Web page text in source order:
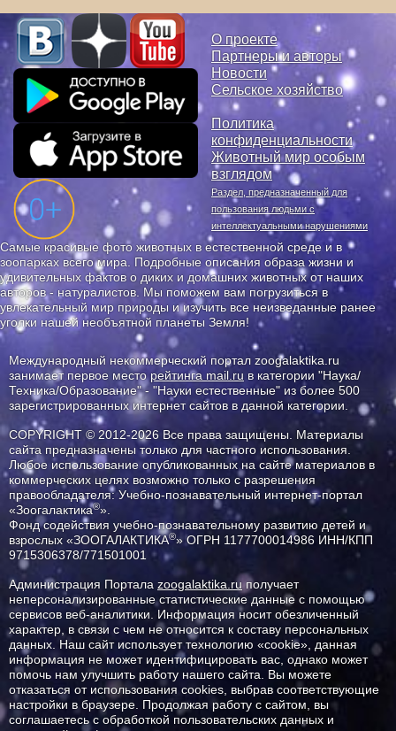
О проекте
Партнеры и авторы
Новости
Сельское хозяйство
Политика
конфиденциальности
Животный мир особым
взглядом
Раздел, предназначенный для
пользования людьми с
интеллектуальными нарушениями
Самые красивые фото животных в естественной среде и в
зоопарках всего мира. Подробные описания образа жизни и
удивительных фактов о диких и домашних животных от наших
авторов - натуралистов. Мы поможем вам погрузиться в
увлекательный мир природы и изучить все неизведанные ранее
уголки нашей необъятной планеты Земля!
Международный некоммерческий портал zoogalaktika.ru
занимает первое месторейтинга mail.ru в категории "Наука/
Техника/Образование" - "Науки естественные" из более 500
зарегистрированных интернет сайтов в данной категории.
COPYRIGHT © 2012-2026 Все права защищены. Материалы
сайта предназначены только для частного использования.
Любое использование опубликованных на сайте материалов в
коммерческих целях возможно только с разрешения
правообладателя: Учебно-познавательный интернет-портал
«Зоогалактика®».
Фонд содействия учебно-познавательному развитию детей и
взрослых «ЗООГАЛАКТИКА®» ОГРН 1177700014986 ИНН/КПП
9715306378/771501001
Администрация Портала zoogalaktika.ruполучает
неперсонализированные статистические данные с помощью
сервисов веб-аналитики. Информация носит обезличенный
характер, в связи с чем не относится к составу персональных
данных. Наш сайт использует технологию «cookie», данная
информация не может идентифицировать вас, однако может
помочь нам улучшить работу нашего сайта. Вы можете
отказаться от использования cookies, выбрав соответствующие
настройки в браузере. Продолжая работу с сайтом, вы
соглашаетесь с обработкой пользовательских данных и